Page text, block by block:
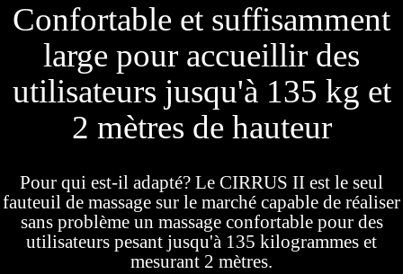
Confortable et suffisamment
large pour accueillir des
utilisateurs jusqu'à 135 kg et
2 mètres de hauteur
Pour qui est-il adapté? Le CIRRUS II est le seul
fauteuil de massage sur le marché capable de réaliser
sans problème un massage confortable pour des
utilisateurs pesant jusqu'à 135 kilogrammes et
mesurant 2 mètres.